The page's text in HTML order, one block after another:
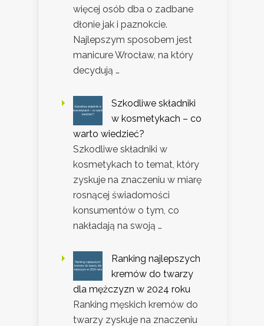
więcej osób dba o zadbane
dłonie jak i paznokcie.
Najlepszym sposobem jest
manicure Wrocław, na który
decydują …
Szkodliwe składniki
w kosmetykach – co
warto wiedzieć?
Szkodliwe składniki w
kosmetykach to temat, który
zyskuje na znaczeniu w miarę
rosnącej świadomości
konsumentów o tym, co
nakładają na swoją …
Ranking najlepszych
kremów do twarzy
dla mężczyzn w 2024 roku
Ranking męskich kremów do
twarzy zyskuje na znaczeniu